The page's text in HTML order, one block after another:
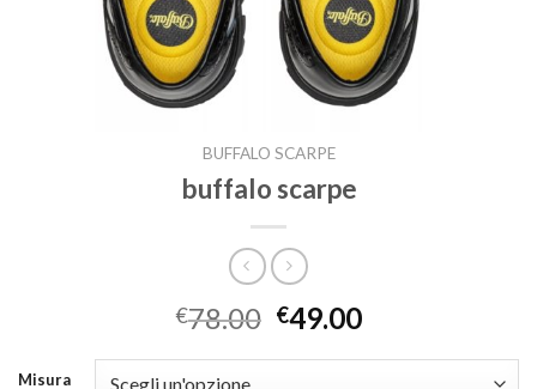
BUFFALO SCARPE
buffalo scarpe
€78.00 €49.00
Misura